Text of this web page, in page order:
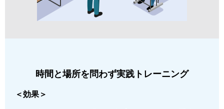
時間と場所を問わず実践トレーニング
＜効果＞